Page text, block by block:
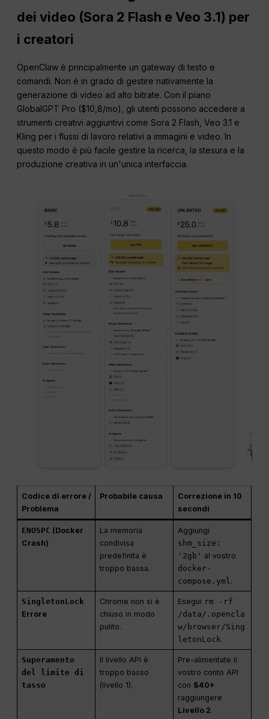
dei video (Sora 2 Flash e Veo 3.1) per
i creatori
OpenClaw è principalmente un gateway di testo e
comandi. Non è in grado di gestire nativamente la
generazione di video ad alto bitrate. Con il piano
GlobalGPT Pro ($10,8/mo), gli utenti possono accedere a
strumenti creativi aggiuntivi come Sora 2 Flash, Veo 3.1 e
Kling per i flussi di lavoro relativi a immagini e video. In
questo modo è più facile gestire la ricerca, la stesura e la
produzione creativa in un'unica interfaccia.
Codice di errore /
Problema
Probabile causa
Correzione in 10
secondi
ENOSPC (Docker
Crash)
La memoria
condivisa
predefinita è
troppo bassa.
Aggiungi
shm_size:
'2gb' al vostro
docker-
compose.yml.
SingletonLock
Errore
Chrome non si è
chiuso in modo
pulito.
Esegui rm -rf
/data/.opencla
w/browser/Sing
letonLock.
Superamento
del limite di
tasso
Il livello API è
troppo basso
(livello 1).
Pre-alimentate il
vostro conto API
con $40+
raggiungere
Livello 2.